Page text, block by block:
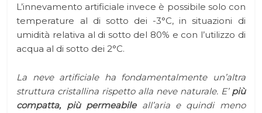
L’innevamento artificiale invece è possibile solo con
temperature al di sotto dei -3°C, in situazioni di
umidità relativa al di sotto del 80% e con l’utilizzo di
acqua al di sotto dei 2°C.
La neve artificiale ha fondamentalmente un’altra
struttura cristallina rispetto alla neve naturale. E’ più
compatta, più permeabileall’aria e quindi meno